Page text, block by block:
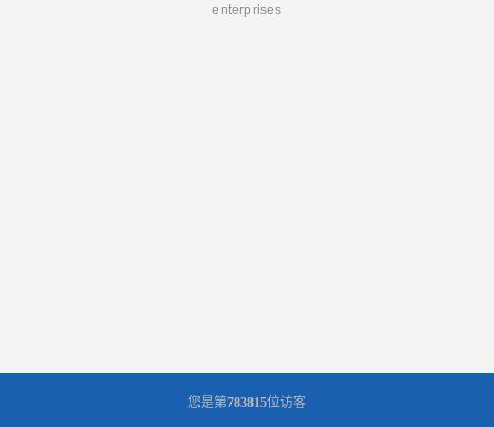
enterprises
您是第783815位访客